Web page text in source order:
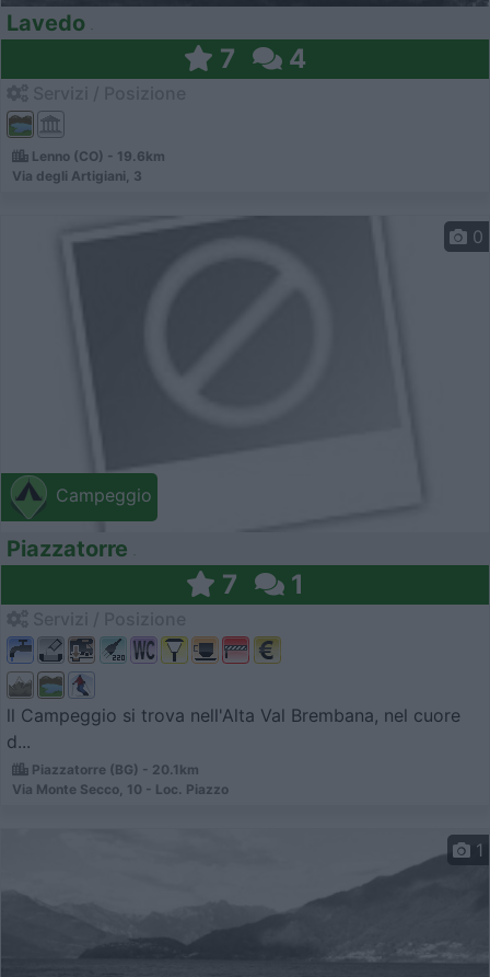
Lavedo
7 4
Lenno (CO) - 19.6km
Via degli Artigiani, 3
Campeggio
0
Piazzatorre
7 1
ll Campeggio si trova nell'Alta Val Brembana, nel cuore
d...
Piazzatorre (BG) - 20.1km
Via Monte Secco, 10 - Loc. Piazzo
1